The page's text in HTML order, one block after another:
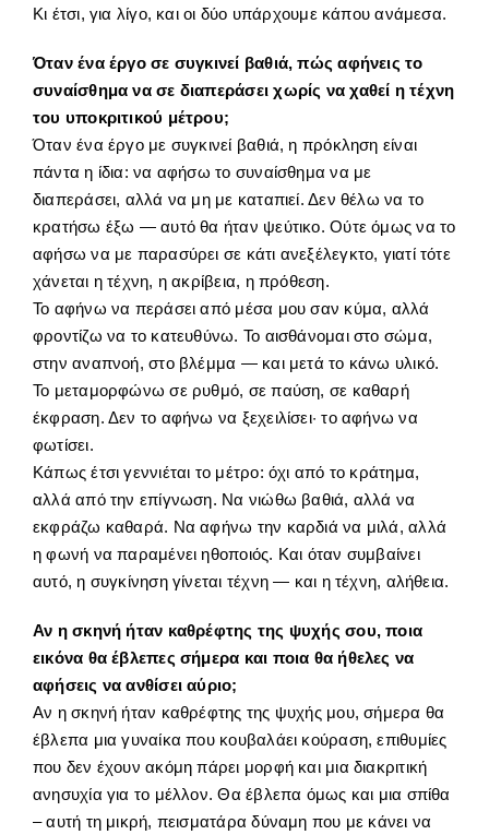
Κι έτσι, για λίγο, και οι δύο υπάρχουμε κάπου ανάμεσα.
Όταν ένα έργο σε συγκινεί βαθιά, πώς αφήνεις το
συναίσθημα να σε διαπεράσει χωρίς να χαθεί η τέχνη
του υποκριτικού μέτρου;
Όταν ένα έργο με συγκινεί βαθιά, η πρόκληση είναι
πάντα η ίδια: να αφήσω το συναίσθημα να με
διαπεράσει, αλλά να μη με καταπιεί. Δεν θέλω να το
κρατήσω έξω — αυτό θα ήταν ψεύτικο. Ούτε όμως να το
αφήσω να με παρασύρει σε κάτι ανεξέλεγκτο, γιατί τότε
χάνεται η τέχνη, η ακρίβεια, η πρόθεση.
Το αφήνω να περάσει από μέσα μου σαν κύμα, αλλά
φροντίζω να το κατευθύνω. Το αισθάνομαι στο σώμα,
στην αναπνοή, στο βλέμμα — και μετά το κάνω υλικό.
Το μεταμορφώνω σε ρυθμό, σε παύση, σε καθαρή
έκφραση. Δεν το αφήνω να ξεχειλίσει· το αφήνω να
φωτίσει.
Κάπως έτσι γεννιέται το μέτρο: όχι από το κράτημα,
αλλά από την επίγνωση. Να νιώθω βαθιά, αλλά να
εκφράζω καθαρά. Να αφήνω την καρδιά να μιλά, αλλά
η φωνή να παραμένει ηθοποιός. Και όταν συμβαίνει
αυτό, η συγκίνηση γίνεται τέχνη — και η τέχνη, αλήθεια.
Αν η σκηνή ήταν καθρέφτης της ψυχής σου, ποια
εικόνα θα έβλεπες σήμερα και ποια θα ήθελες να
αφήσεις να ανθίσει αύριο;
Αν η σκηνή ήταν καθρέφτης της ψυχής μου, σήμερα θα
έβλεπα μια γυναίκα που κουβαλάει κούραση, επιθυμίες
που δεν έχουν ακόμη πάρει μορφή και μια διακριτική
ανησυχία για το μέλλον. Θα έβλεπα όμως και μια σπίθα
– αυτή τη μικρή, πεισματάρα δύναμη που με κάνει να